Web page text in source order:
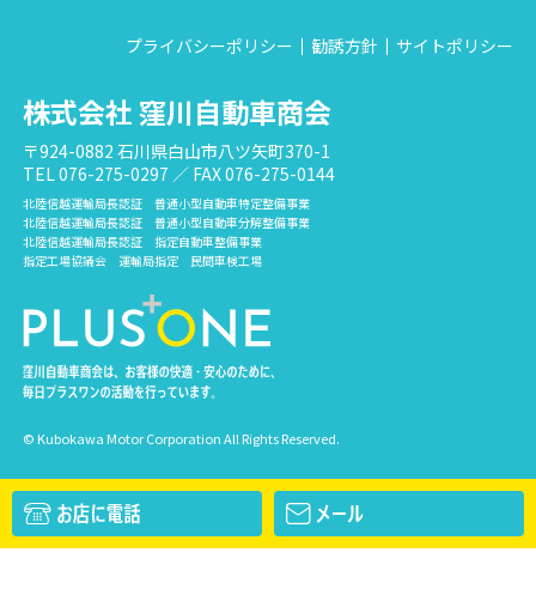
プライバシーポリシー 勧誘方針 サイトポリシー
株式会社 窪川自動車商会
〒924-0882 石川県白山市八ツ矢町370-1
TEL 076-275-0297 ／ FAX 076-275-0144
北陸信越運輸局長認証 普通小型自動車特定整備事業
北陸信越運輸局長認証 普通小型自動車分解整備事業
北陸信越運輸局長認証 指定自動車整備事業
指定工場協議会 運輸局指定 民間車検工場
© Kubokawa Motor Corporation All Rights Reserved.